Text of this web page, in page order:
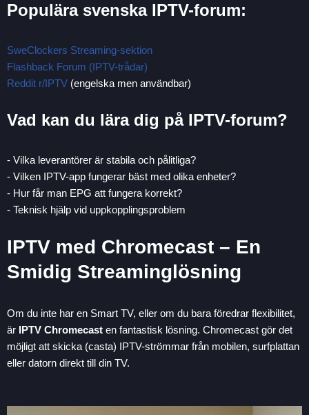
Populära svenska IPTV-forum:
SweClockers Streaming-sektion
Flashback Forum (IPTV-trådar)
Reddit r/IPTV (engelska men användbar)
Vad kan du lära dig på IPTV-forum?
- Vilka leverantörer är stabila och pålitliga?
- Vilken IPTV-app fungerar bäst med olika enheter?
- Hur får man EPG att fungera korrekt?
- Teknisk hjälp vid uppkopplingsproblem
IPTV med Chromecast – En
Smidig Streaminglösning
Om du inte har en Smart TV, eller om du bara föredrar flexibilitet,
är IPTV Chromecast en fantastisk lösning. Chromecast gör det
möjligt att skicka (casta) IPTV-strömmar från mobilen, surfplattan
eller datorn direkt till din TV.